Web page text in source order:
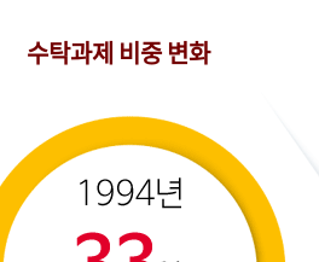
수탁과제 비중 변화